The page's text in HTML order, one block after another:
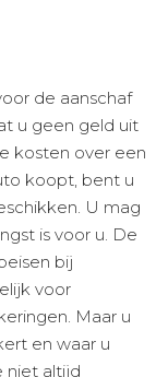
de aanschaf
u geen geld uit
kosten over een
koopt, bent u
U mag
is voor u. De
bij
voor
Maar u
en waar u
niet altijd